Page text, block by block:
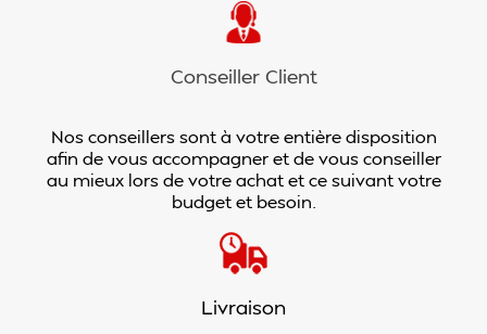
Conseiller Client
Nos conseillers sont à votre entière disposition
afin de vous accompagner et de vous conseiller
au mieux lors de votre achat et ce suivant votre
budget et besoin.
Livraison